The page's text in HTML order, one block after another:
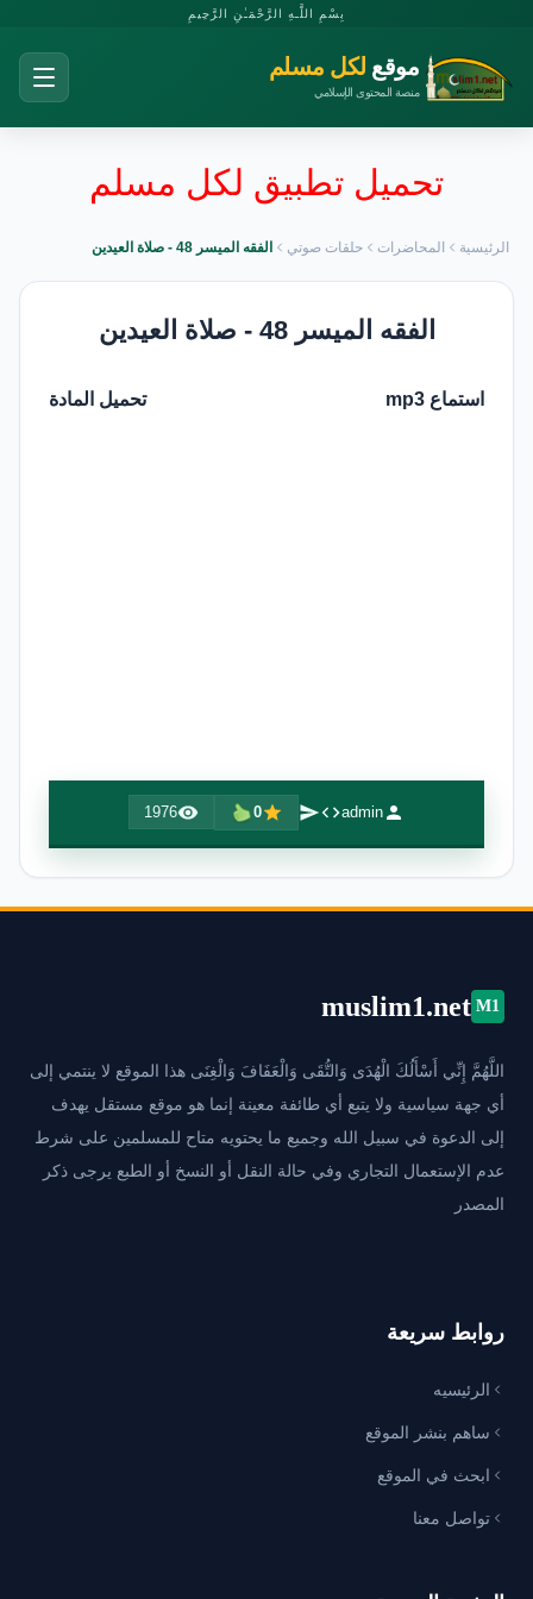
بِسْمِ اللَّـهِ الرَّحْمَـٰنِ الرَّحِيمِ
موقع لكل مسلم
منصة المحتوى الإسلامي
تحميل تطبيق لكل مسلم
الرئيسية المحاضرات حلقات صوتي الفقه الميسر 48 - صلاة العيدين
الفقه الميسر 48 - صلاة العيدين
استماع mp3 تحميل المادة
admin
0
1976
M1
muslim1.net
اللَّهُمَّ إِنِّي أَسْأَلُكَ الْهُدَى وَالتُّقَى وَالْعَفَافَ وَالْغِنَى هذا الموقع لا ينتمي إلى
أي جهة سياسية ولا يتبع أي طائفة معينة إنما هو موقع مستقل يهدف
إلى الدعوة في سبيل الله وجميع ما يحتويه متاح للمسلمين على شرط
عدم الإستعمال التجاري وفي حالة النقل أو النسخ أو الطبع يرجى ذكر
المصدر
روابط سريعة
الرئيسيه
ساهم بنشر الموقع
ابحث في الموقع
تواصل معنا